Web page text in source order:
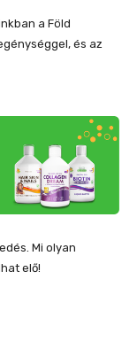
a Föld
és az
Mi olyan
elő!